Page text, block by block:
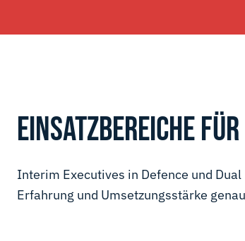
EINSATZBEREICHE
Interim Executives in Defence und Dual
Erfahrung und Umsetzungsstärke